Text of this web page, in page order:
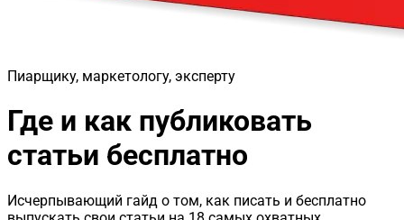
Пиарщику, маркетологу, эксперту
Где и как публиковать
статьи бесплатно
Исчерпывающий гайд о том, как писать и бесплатно